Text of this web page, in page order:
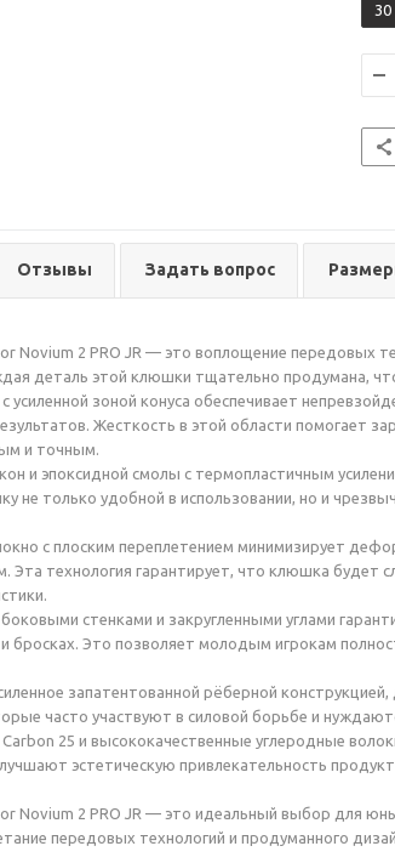
30
Отзывы Задать вопрос
Novium 2 PRO JR — это воплощение передовых
деталь этой клюшки тщательно продумана,
усиленной зоной конуса обеспечивает
Жесткость в этой области помогает
и точным.
и эпоксидной смолы с термопластичным
не только удобной в использовании, но и
с плоским переплетением минимизирует
Эта технология гарантирует, что клюшка будет
стенками и закругленными углами
бросках. Это позволяет молодым игрокам
запатентованной рёберной
часто участвуют в силовой борьбе и
25 и высококачественные углеродные
эстетическую привлекательность
Novium 2 PRO JR — это идеальный выбор для
передовых технологий и продуманного